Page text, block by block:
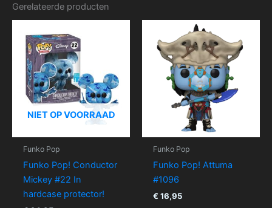
Gerelateerde producten
NIET OP VOORRAAD
Funko Pop
Funko Pop! Conductor
Mickey #22 In
hardcase protector!
Funko Pop
Funko Pop! Attuma
#1096
€ 16,95